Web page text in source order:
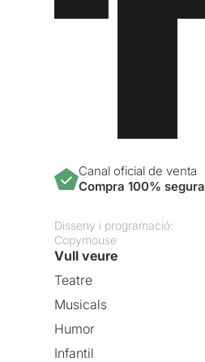
Canal oficial de venta
Compra 100% segura
Disseny i programació:
Copymouse
Vull veure
Teatre
Musicals
Humor
Infantil